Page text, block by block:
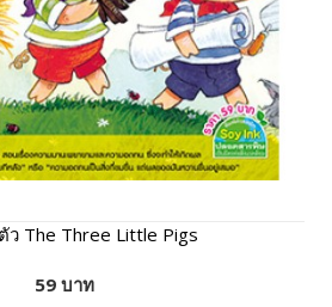
ว The Three Little Pigs
59 บาท